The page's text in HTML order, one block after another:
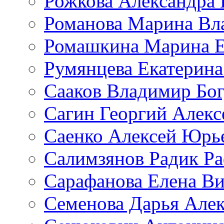
Романова Марина
Ромашкина Марина
Румянцева
Сааков Владимир
Сагин Георгий
Саенко Алексей
Салимзянов Радик
Сарафанова Елена
Семенова Дарья